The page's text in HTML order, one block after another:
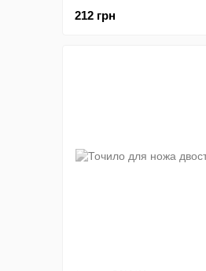
212 грн